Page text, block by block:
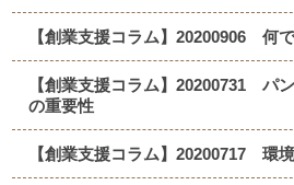
【創業支援コラム】20200906 何
【創業支援コラム】20200731 パ
の重要性
【創業支援コラム】20200717 環